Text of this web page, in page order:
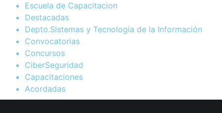
Escuela de Capacitacion
Destacadas
Depto.Sistemas y Tecnología de la Información
Convocatorias
Concursos
CiberSeguridad
Capacitaciones
Acordadas